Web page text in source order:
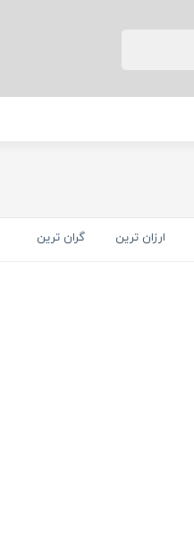
ارزان ترین گران ترین